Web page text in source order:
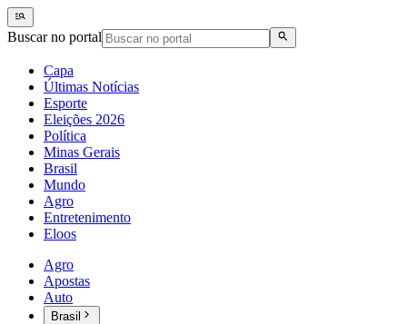
Buscar no portal
Capa
Últimas Notícias
Esporte
Eleições 2026
Política
Minas Gerais
Brasil
Mundo
Agro
Entretenimento
Eloos
Agro
Apostas
Auto
Brasil